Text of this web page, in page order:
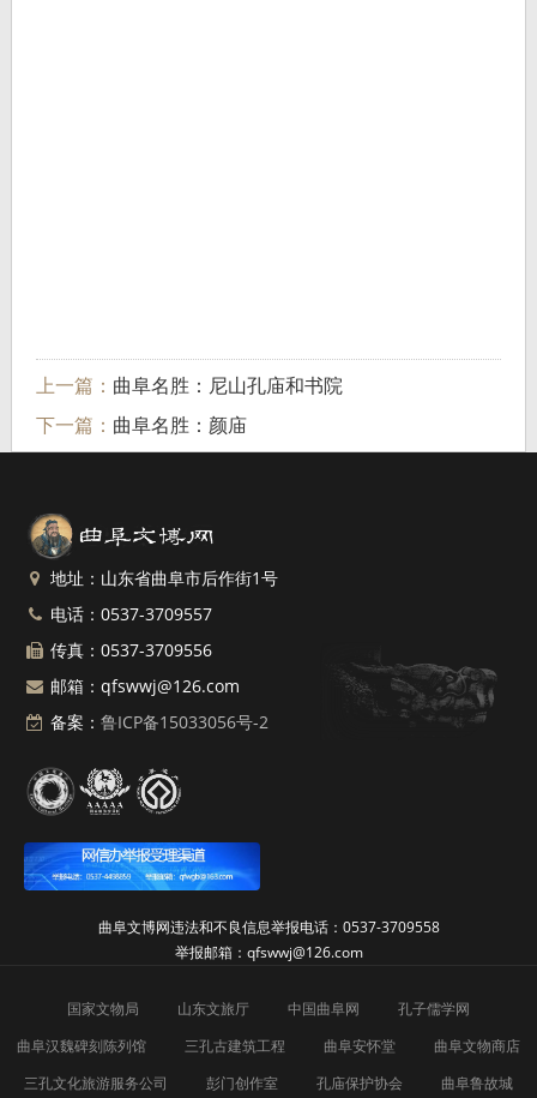
上一篇： 曲阜名胜：尼山孔庙和书院
下一篇： 曲阜名胜：颜庙
地址：山东省曲阜市后作街1号
电话：0537-3709557
传真：0537-3709556
邮箱：qfswwj@126.com
备案： 鲁ICP备15033056号-2
曲阜文博网违法和不良信息举报电话：0537-3709558
举报邮箱：qfswwj@126.com
国家文物局 山东文旅厅 中国曲阜网
孔子儒学网
曲阜汉魏碑刻陈列馆
三孔古建筑工程 曲阜安怀堂
曲阜文物商店
三孔文化旅游服务公司
彭门创作室 孔庙保护协会 曲阜鲁故城